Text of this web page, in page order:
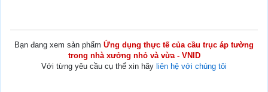
Bạn đang xem sản phẩm Ứng dụng thực tế của cầu trục áp tường
trong nhà xưởng nhỏ và vừa - VNID
Với từng yêu cầu cụ thể xin hãy liên hệ với chúng tôi